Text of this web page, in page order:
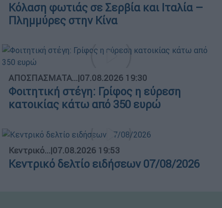
Κόλαση φωτιάς σε Σερβία και Ιταλία –
Πλημμύρες στην Κίνα
ΑΠΟΣΠΑΣΜΑΤΑ...|07.08.2026 19:30
Φοιτητική στέγη: Γρίφος η εύρεση
κατοικίας κάτω από 350 ευρώ
Κεντρικό...|07.08.2026 19:53
Κεντρικό δελτίο ειδήσεων 07/08/2026